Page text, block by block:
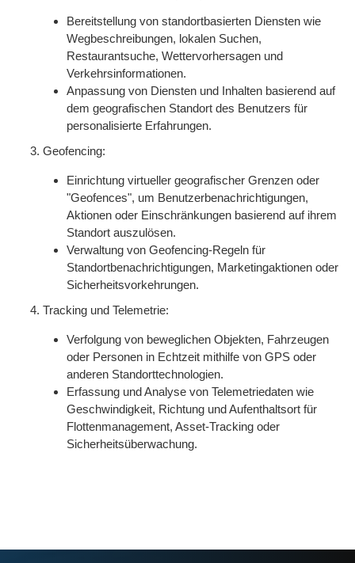
Bereitstellung von standortbasierten Diensten wie
Wegbeschreibungen, lokalen Suchen,
Restaurantsuche, Wettervorhersagen und
Verkehrsinformationen.
Anpassung von Diensten und Inhalten basierend auf
dem geografischen Standort des Benutzers für
personalisierte Erfahrungen.
Geofencing:
Einrichtung virtueller geografischer Grenzen oder
"Geofences", um Benutzerbenachrichtigungen,
Aktionen oder Einschränkungen basierend auf ihrem
Standort auszulösen.
Verwaltung von Geofencing-Regeln für
Standortbenachrichtigungen, Marketingaktionen oder
Sicherheitsvorkehrungen.
Tracking und Telemetrie:
Verfolgung von beweglichen Objekten, Fahrzeugen
oder Personen in Echtzeit mithilfe von GPS oder
anderen Standorttechnologien.
Erfassung und Analyse von Telemetriedaten wie
Geschwindigkeit, Richtung und Aufenthaltsort für
Flottenmanagement, Asset-Tracking oder
Sicherheitsüberwachung.